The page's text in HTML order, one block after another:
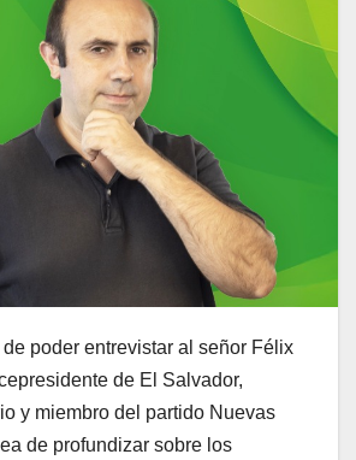
poder entrevistar al señor Félix
de El Salvador,
y miembro del partido Nuevas
de profundizar sobre los